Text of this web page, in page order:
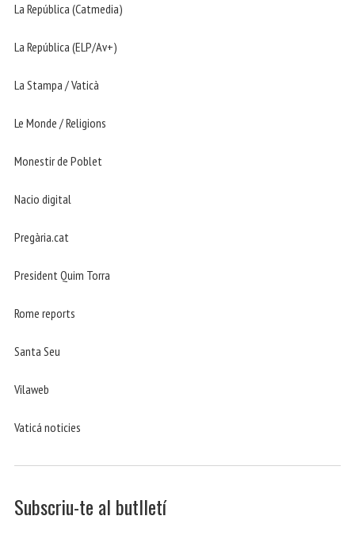
La República (Catmedia)
La República (ELP/Av+)
La Stampa / Vaticà
Le Monde / Religions
Monestir de Poblet
Nacio digital
Pregària.cat
President Quim Torra
Rome reports
Santa Seu
Vilaweb
Vaticá noticies
Subscriu-te al butlletí